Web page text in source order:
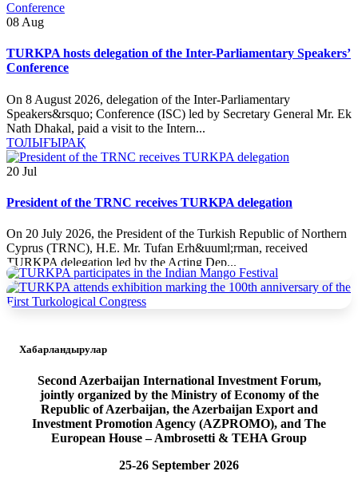
08 Aug
TURKPA hosts delegation of the Inter-Parliamentary Speakers’
Conference
On 8 August 2026, delegation of the Inter-Parliamentary
Speakers&rsquo; Conference (ISC) led by Secretary General Mr. Ek
Nath Dhakal, paid a visit to the Intern...
ТОЛЫҒЫРАҚ
20 Jul
President of the TRNC receives TURKPA delegation
On 20 July 2026, the President of the Turkish Republic of Northern
Cyprus (TRNC), H.E. Mr. Tufan Erh&uuml;rman, received
TURKPA delegation led by the Acting Dep...
ТОЛЫҒЫРАҚ
TURKPA delegation meets with the Minister of Foreign Affairs
On 19 July 2026, a delegation of the International Secretariat of the
Parliamentary Assembly of Turkic States (TURKPA), led by Acting
Deputy Secretary General o...
ТОЛЫҒЫРАҚ
Хабарландырулар
Second Azerbaijan International Investment Forum,
jointly organized by the Ministry of Economy of the
Republic of Azerbaijan, the Azerbaijan Export and
Investment Promotion Agency (AZPROMO), and The
European House – Ambrosetti & TEHA Group
25-26 September 2026